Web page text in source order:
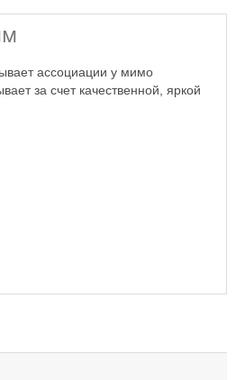
за счет качественной, яркой